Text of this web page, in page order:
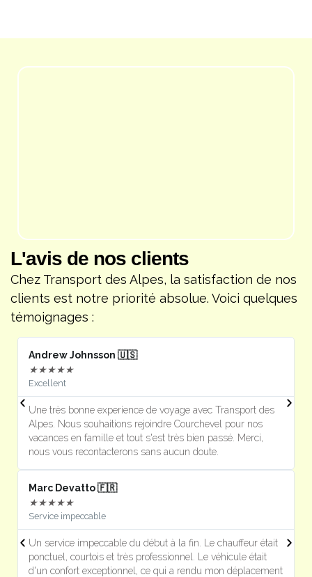
L'avis de nos clients
Chez Transport des Alpes, la satisfaction de nos
clients est notre priorité absolue. Voici quelques
témoignages :
Andrew Johnsson 🇺🇸
★★★★★
Excellent
Une très bonne experience de voyage avec Transport des
Alpes. Nous souhaitions rejoindre Courchevel pour nos
vacances en famille et tout s'est très bien passé. Merci,
nous vous recontacterons sans aucun doute.
Marc Devatto 🇫🇷
★★★★★
Service impeccable
Un service impeccable du début à la fin. Le chauffeur était
ponctuel, courtois et très professionnel. Le véhicule était
d'un confort exceptionnel, ce qui a rendu mon déplacement